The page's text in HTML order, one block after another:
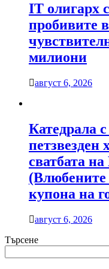
IT олигарх
пробивите
милиони
август 6, 2026
Катедрала
петзвезден
сватбата
(Влюбените
купона на
август 6, 2026
Търсене